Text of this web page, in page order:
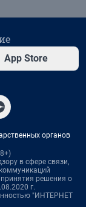
App Store
органов
в сфере связи,
решения о
г.
"ИНТЕРНЕТ